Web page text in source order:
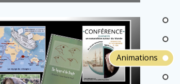
Animations